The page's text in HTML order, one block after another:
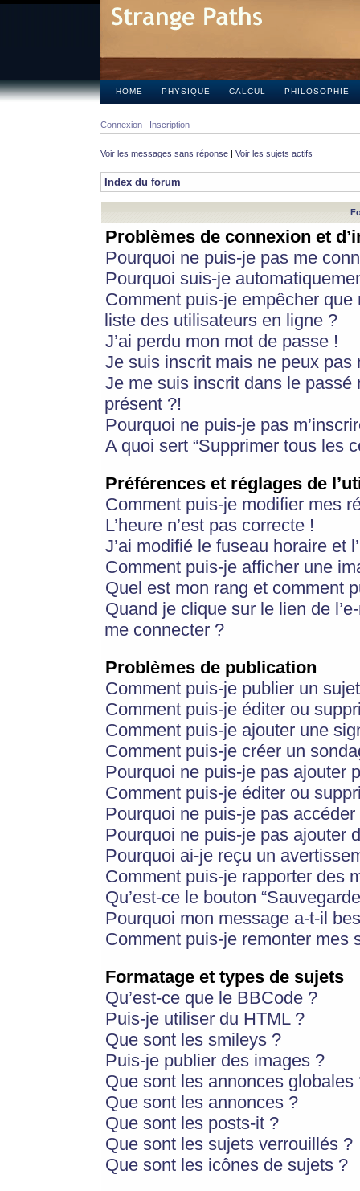
HOME PHYSIQUE CALCUL PHILOSOPHIE
Connexion Inscription
Voir les messages sans réponse | Voir les sujets actifs
Index du forum
Problèmes de connexion et
Pourquoi ne puis-je pas me
Pourquoi suis-je
Comment puis-je empêcher
liste des utilisateurs en ligne ?
J’ai perdu mon mot de passe !
Je suis inscrit mais ne peux pas
Je me suis inscrit dans le
présent ?!
Pourquoi ne puis-je pas
A quoi sert “Supprimer tous les
Préférences et réglages de
Comment puis-je modifier mes
L’heure n’est pas correcte !
J’ai modifié le fuseau horaire et
Comment puis-je afficher une
Quel est mon rang et comment
Quand je clique sur le lien de
me connecter ?
Problèmes de publication
Comment puis-je publier un
Comment puis-je éditer ou
Comment puis-je ajouter une
Comment puis-je créer un
Pourquoi ne puis-je pas ajouter
Comment puis-je éditer ou
Pourquoi ne puis-je pas
Pourquoi ne puis-je pas ajouter
Pourquoi ai-je reçu un
Comment puis-je rapporter des
Qu’est-ce le bouton
Pourquoi mon message a-t-il
Comment puis-je remonter mes
Formatage et types de sujets
Qu’est-ce que le BBCode ?
Puis-je utiliser du HTML ?
Que sont les smileys ?
Puis-je publier des images ?
Que sont les annonces globales
Que sont les annonces ?
Que sont les posts-it ?
Que sont les sujets verrouillés ?
Que sont les icônes de sujets ?